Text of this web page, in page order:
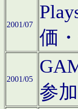
2001/07
価
2001/05
参